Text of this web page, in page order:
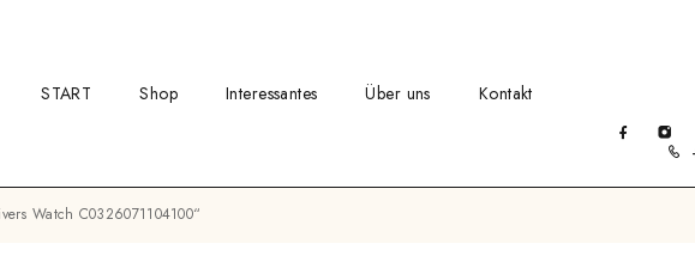
START Shop Interessantes Über uns
Kontakt
Watch C0326071104100“